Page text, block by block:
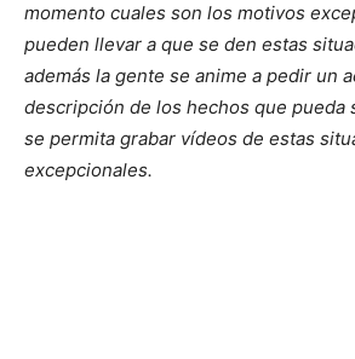
momento cuales son los motivos
pueden llevar a que se den estas
además la gente se anime a pedir un
descripción de los hechos que pueda
se permita grabar vídeos de estas
excepcionales.